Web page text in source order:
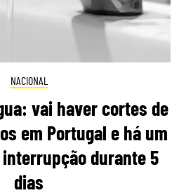
NACIONAL
vai haver cortes de
em Portugal e há um
durante 5
dias